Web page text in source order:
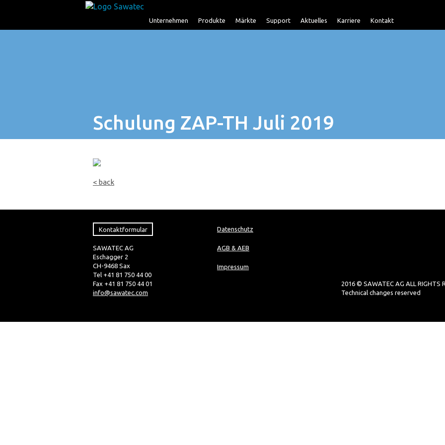
Unternehmen Produkte Märkte Support Aktuelles Karriere Kontakt
Schulung ZAP-TH Juli 2019
< back
Kontaktformular
SAWATEC AG
Eschagger 2
CH-9468 Sax
Tel +41 81 750 44 00
Fax +41 81 750 44 01
info@sawatec.com
Datenschutz
AGB & AEB
Impressum
2016 © SAWATEC AG ALL RIGHTS
Technical changes reserved